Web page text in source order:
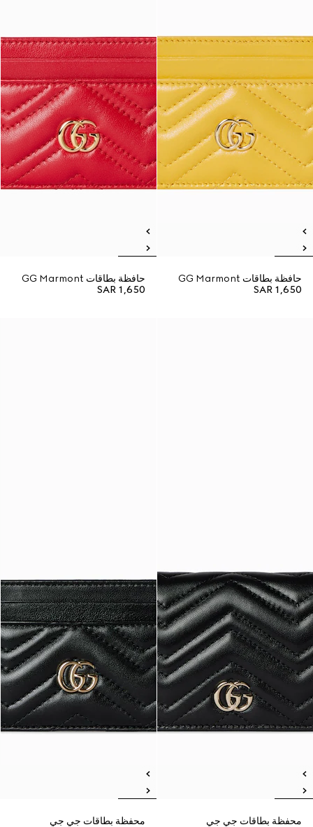
حافظة بطاقات GG Marmont
SAR 1,650
حافظة بطاقات GG Marmont
SAR 1,650
محفظة بطاقات جي جي
محفظة بطاقات جي جي